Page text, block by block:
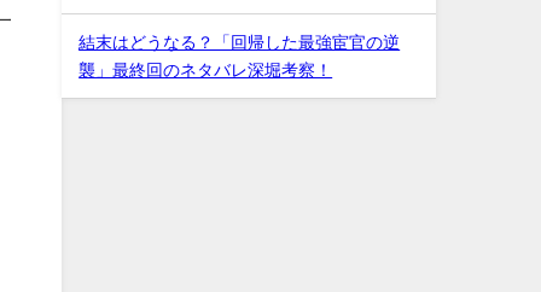
結末はどうなる？「回帰した最強宦官の逆
襲」最終回のネタバレ深堀考察！